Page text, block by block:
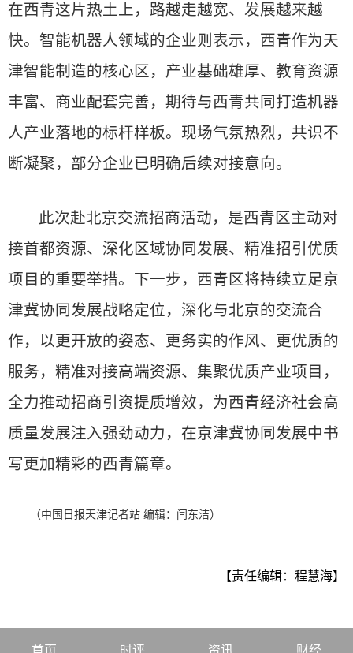
在西青这片热土上，路越走越宽、发展越来越
快。智能机器人领域的企业则表示，西青作为天
津智能制造的核心区，产业基础雄厚、教育资源
丰富、商业配套完善，期待与西青共同打造机器
人产业落地的标杆样板。现场气氛热烈，共识不
断凝聚，部分企业已明确后续对接意向。
此次赴北京交流招商活动，是西青区主动对
接首都资源、深化区域协同发展、精准招引优质
项目的重要举措。下一步，西青区将持续立足京
津冀协同发展战略定位，深化与北京的交流合
作，以更开放的姿态、更务实的作风、更优质的
服务，精准对接高端资源、集聚优质产业项目，
全力推动招商引资提质增效，为西青经济社会高
质量发展注入强劲动力，在京津冀协同发展中书
写更加精彩的西青篇章。
（中国日报天津记者站 编辑：闫东洁）
【责任编辑：程慧海】
首页 时评 资讯 财经